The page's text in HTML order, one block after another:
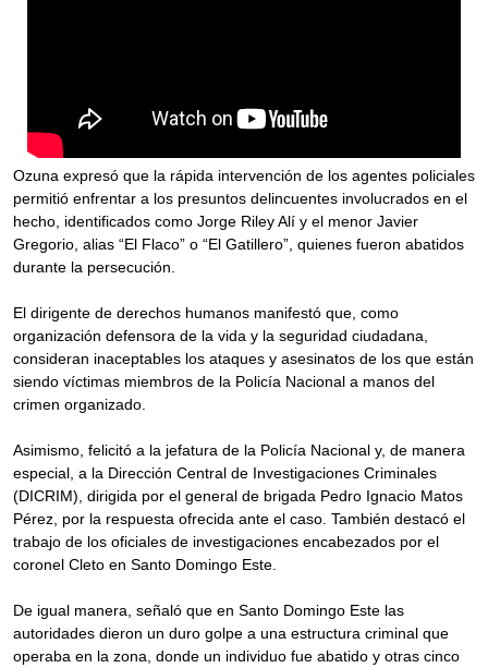
Ozuna expresó que la rápida intervención de los agentes policiales
permitió enfrentar a los presuntos delincuentes involucrados en el
hecho, identificados como Jorge Riley Alí y el menor Javier
Gregorio, alias “El Flaco” o “El Gatillero”, quienes fueron abatidos
durante la persecución.
El dirigente de derechos humanos manifestó que, como
organización defensora de la vida y la seguridad ciudadana,
consideran inaceptables los ataques y asesinatos de los que están
siendo víctimas miembros de la Policía Nacional a manos del
crimen organizado.
Asimismo, felicitó a la jefatura de la Policía Nacional y, de manera
especial, a la Dirección Central de Investigaciones Criminales
(DICRIM), dirigida por el general de brigada Pedro Ignacio Matos
Pérez, por la respuesta ofrecida ante el caso. También destacó el
trabajo de los oficiales de investigaciones encabezados por el
coronel Cleto en Santo Domingo Este.
De igual manera, señaló que en Santo Domingo Este las
autoridades dieron un duro golpe a una estructura criminal que
operaba en la zona, donde un individuo fue abatido y otras cinco